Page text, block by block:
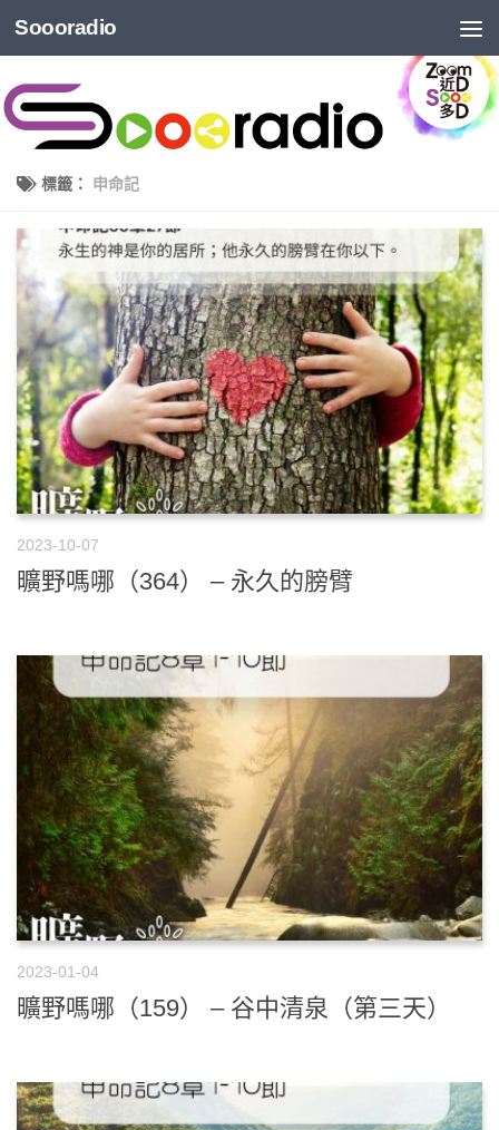
Soooradio
標籤： 申命記
2023-10-07
曠野嗎哪（364） – 永久的膀臂
2023-01-04
曠野嗎哪（159） – 谷中清泉（第三天）